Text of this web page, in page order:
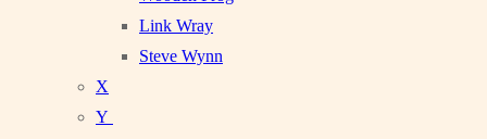
Link Wray
Steve Wynn
X
Y